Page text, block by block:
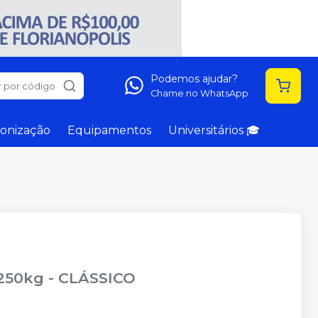
por código
Podemos ajudar?
Chame no WhatsApp
Equipamentos Universitários 🎓
- CLÁSSICO